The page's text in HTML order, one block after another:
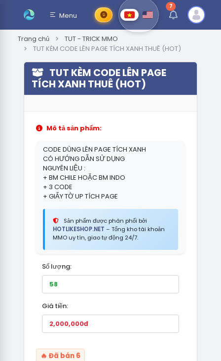
Menu
7thông báo chưa
Trang chủ
TUT - TRICK MMO
TUT KÈM CODE LÊN PAGE TÍCH XANH THUÊ (HOT)
TUT KÈM CODE LÊN PAGE
TÍCH XANH THUÊ (HOT)
Mô tả sản phẩm:
CODE DÙNG LÊN PAGE TÍCH XANH
CÓ HƯỚNG DẪN SỬ DỤNG
NGUYÊN LIỆU :
+ BM CHILE HOẶC BM INDO
+ 3 CODE
+ GIẤY TỜ UP TÍCH PAGE
Sản phẩm được phân phối bởi
HOTLIKESHOP.NET – Tổng kho tài khoản
MMO uy tín, giao tự động 24/7.
Số lượng:
Giá tiền:
🔥 Đã bán 6